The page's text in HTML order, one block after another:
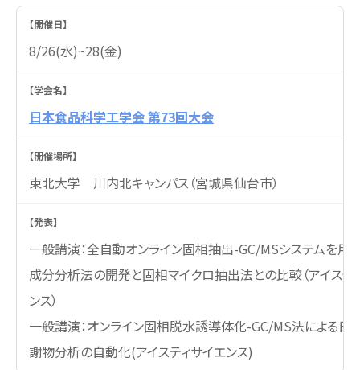
8/26(水)~28(金)
日本食品科学工学会 第73回大会
東北大学 川内北キャンパス（宮城県仙台市）
一般講演：全自動オンライン固相抽出-GC/MSシステムを用
成分分析法の開発と固相マイクロ抽出法との比較（アイステ
ンス）
一般講演：オンライン固相脱水誘導体化-GC/MS法による日
謝物分析の自動化(アイスティサイエンス)